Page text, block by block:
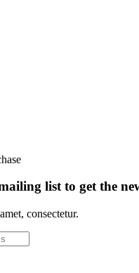
list to get the
consectetur.